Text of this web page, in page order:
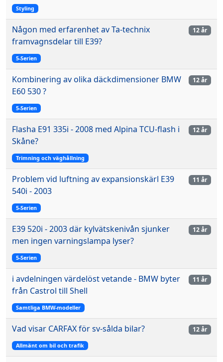
Styling
Någon med erfarenhet av Ta-technix
framvagnsdelar till E39?
5-Serien
12 år
Kombinering av olika däckdimensioner BMW
E60 530 ?
5-Serien
12 år
Flasha E91 335i - 2008 med Alpina TCU-flash i
Skåne?
Trimning och väghållning
12 år
Problem vid luftning av expansionskärl E39
540i - 2003
5-Serien
11 år
E39 520i - 2003 där kylvätskenivån sjunker
men ingen varningslampa lyser?
5-Serien
12 år
i avdelningen värdelöst vetande - BMW byter
från Castrol till Shell
Samtliga BMW-modeller
11 år
Vad visar CARFAX för sv-sålda bilar?
Allmänt om bil och trafik
12 år